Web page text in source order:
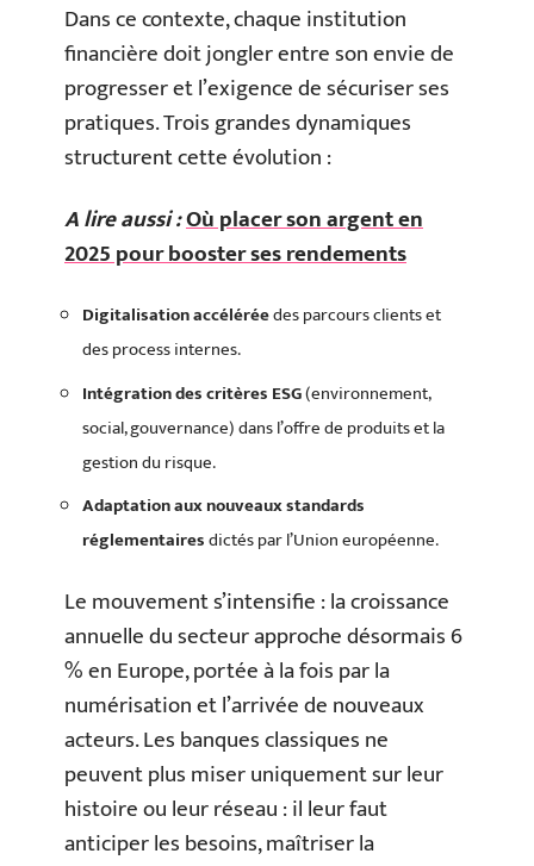
Dans ce contexte, chaque institution
financière doit jongler entre son envie de
progresser et l’exigence de sécuriser ses
pratiques. Trois grandes dynamiques
structurent cette évolution :
A lire aussi :Où placer son argent en
2025 pour booster ses rendements
Digitalisation accéléréedes parcours clients et
des process internes.
Intégration des critères ESG(environnement,
social, gouvernance) dans l’offre de produits et la
gestion du risque.
Adaptation aux nouveaux standards
réglementairesdictés par l’Union européenne.
Le mouvement s’intensifie : la croissance
annuelle du secteur approche désormais 6
% en Europe, portée à la fois par la
numérisation et l’arrivée de nouveaux
acteurs. Les banques classiques ne
peuvent plus miser uniquement sur leur
histoire ou leur réseau : il leur faut
anticiper les besoins, maîtriser la